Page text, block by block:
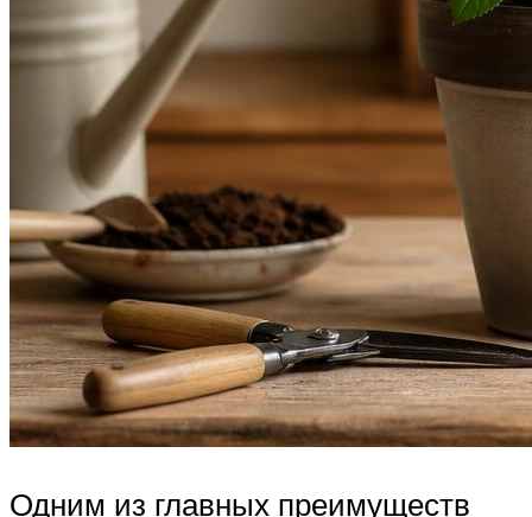
Одним из главных преимуществ